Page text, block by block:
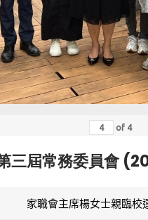
of 4
三屆常務委員會
家職會主席楊女士親臨校